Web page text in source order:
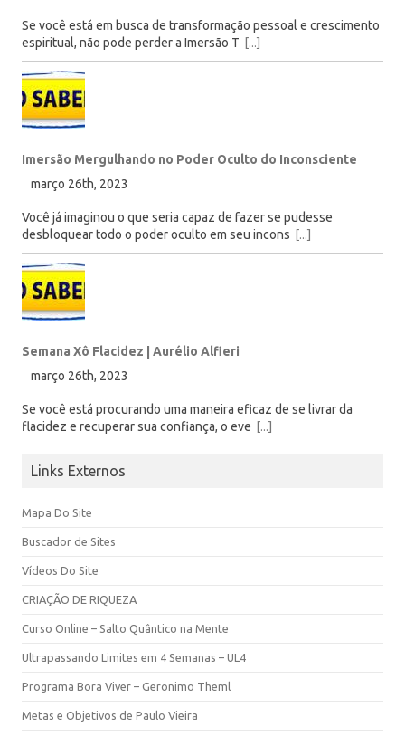
Se você está em busca de transformação pessoal e crescimento
espiritual, não pode perder a Imersão T [...]
Imersão Mergulhando no Poder Oculto do Inconsciente
março 26th, 2023
Você já imaginou o que seria capaz de fazer se pudesse
desbloquear todo o poder oculto em seu incons [...]
Semana Xô Flacidez | Aurélio Alfieri
março 26th, 2023
Se você está procurando uma maneira eficaz de se livrar da
flacidez e recuperar sua confiança, o eve [...]
Links Externos
Mapa Do Site
Buscador de Sites
Vídeos Do Site
CRIAÇÃO DE RIQUEZA
Curso Online – Salto Quântico na Mente
Ultrapassando Limites em 4 Semanas – UL4
Programa Bora Viver – Geronimo Theml
Metas e Objetivos de Paulo Vieira